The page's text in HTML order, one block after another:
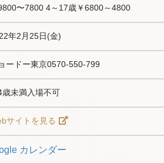
〜7800 4～17歳￥6800～4800
年2月25日(金)
ードー東京0570-550-799
未満入場不可
サイトを見る
カレンダー